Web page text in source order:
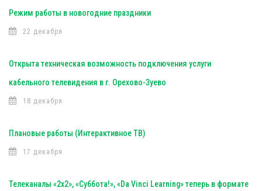
Режим работы в новогодние праздники
22 декабря
Открыта техническая возможность подключения услуги
кабельного телевидения в г. Орехово-Зуево
18 декабря
Плановые работы (Интерактивное ТВ)
17 декабря
Телеканалы «2х2», «Суббота!», «Da Vinci Learning» теперь в формате